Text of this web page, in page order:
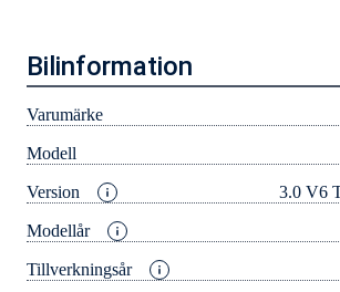
Bilinformation
Varumärke
Modell
Version 3.0 V6
Modellår
Tillverkningsår